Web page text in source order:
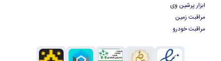
ابزار پرشین وی
مراقبت زمین
مراقبت خودرو